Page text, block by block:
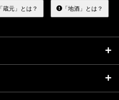
る
「蔵元」とは？ 「地酒」とは？